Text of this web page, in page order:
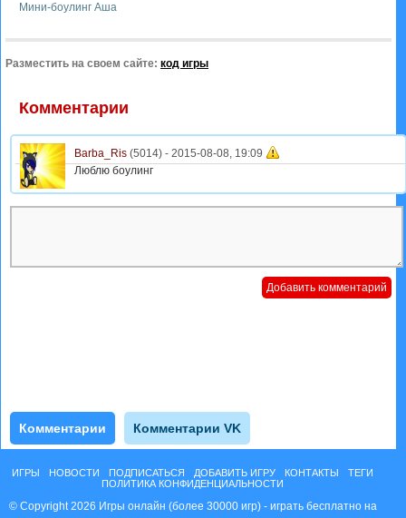
Мини-боулинг Аша
Разместить на своем сайте: код игры
Комментарии
Barba_Ris (5014) - 2015-08-08, 19:09
Люблю боулинг
Комментарии Комментарии VK
ИГРЫ НОВОСТИ ПОДПИСАТЬСЯ ДОБАВИТЬ ИГРУ КОНТАКТЫ
ТЕГИ
ПОЛИТИКА КОНФИДЕНЦИАЛЬНОСТИ
© Copyright 2026 Игры онлайн (более 30000 игр) - играть бесплатно на